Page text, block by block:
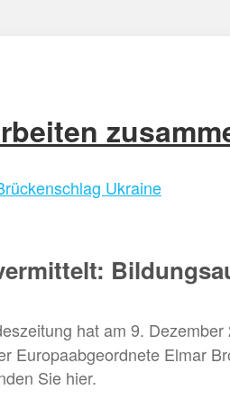
Ukraine
hat am 9.
Europaabgeordnete Elmar
Sie hier.